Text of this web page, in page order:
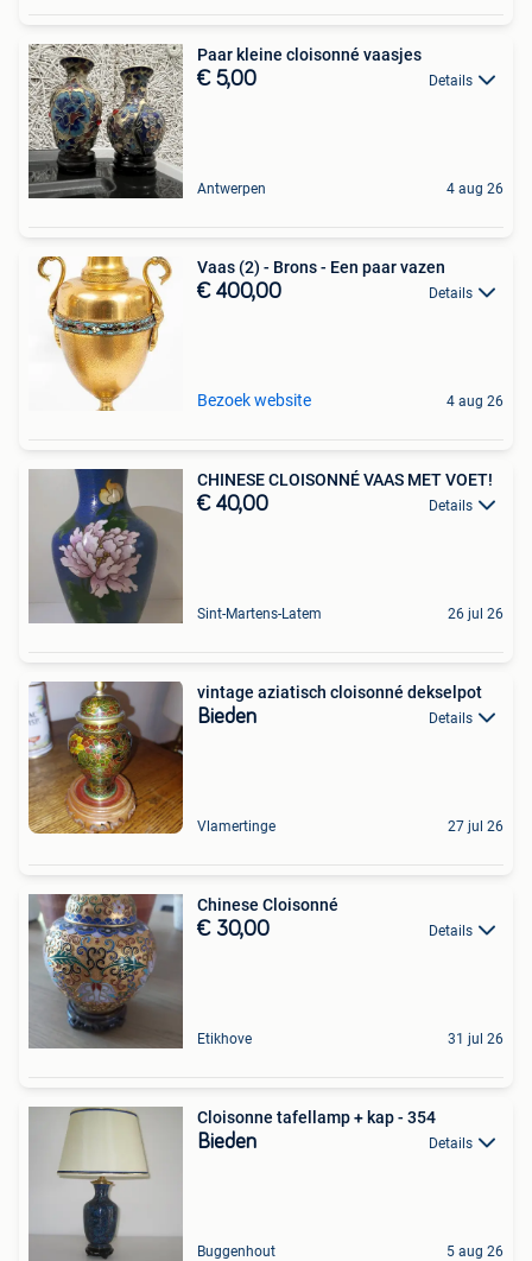
Paar kleine cloisonné vaasjes
€ 5,00 Details
Antwerpen 4 aug 26
Vaas (2) - Brons - Een paar vazen
€ 400,00 Details
Bezoek website 4 aug 26
CHINESE CLOISONNÉ VAAS MET VOET!
€ 40,00 Details
Sint-Martens-Latem 26 jul 26
vintage aziatisch cloisonné dekselpot
Bieden Details
Vlamertinge 27 jul 26
Chinese Cloisonné
€ 30,00 Details
Etikhove 31 jul 26
Cloisonne tafellamp + kap - 354
Bieden Details
Buggenhout 5 aug 26